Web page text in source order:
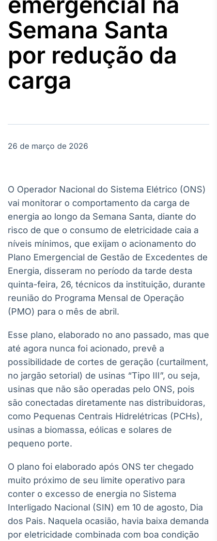
Agro
Tudo sobre o
agronegócio
no Brasil
Broadcast
White Label
Plataforma para
personalizados
Soluções de Dados
e Conteúdos
Broadcast
ativos
Broadcast
Datafeed
APIs para
integração de
dados
Cotações e
notícias
Broadcast
Widgets
Componentes
Semana Santa
por redução da
carga
26 de março de 2026
O Operador Nacional do Sistema Elétrico (ONS)
vai monitorar o comportamento da carga de
energia ao longo da Semana Santa, diante do
risco de que o consumo de eletricidade caia a
níveis mínimos, que exijam o acionamento do
Plano Emergencial de Gestão de Excedentes de
Energia, disseram no período da tarde desta
quinta-feira, 26, técnicos da instituição, durante
reunião do Programa Mensal de Operação
(PMO) para o mês de abril.
Esse plano, elaborado no ano passado, mas que
até agora nunca foi acionado, prevê a
possibilidade de cortes de geração (curtailment,
no jargão setorial) de usinas “Tipo III”, ou seja,
usinas que não são operadas pelo ONS, pois
são conectadas diretamente nas distribuidoras,
como Pequenas Centrais Hidrelétricas (PCHs),
usinas a biomassa, eólicas e solares de
pequeno porte.
O plano foi elaborado após ONS ter chegado
muito próximo de seu limite operativo para
conter o excesso de energia no Sistema
Interligado Nacional (SIN) em 10 de agosto, Dia
dos Pais. Naquela ocasião, havia baixa demanda
por eletricidade combinada com boa condição